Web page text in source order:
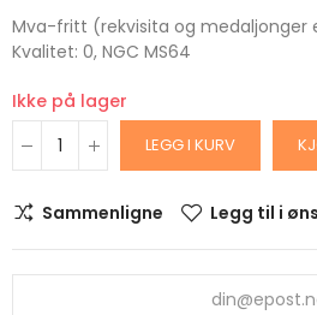
Mva-fritt (rekvisita og medaljonger
Kvalitet: 0, NGC MS64
Ikke på lager
LEGG I KURV
Sammenligne Legg til i